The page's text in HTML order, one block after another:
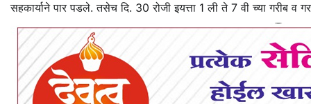
सहकार्याने पार पडले. तसेच दि. 30 रोजी इयत्ता 1 ली ते 7 वी च्या गरीब व